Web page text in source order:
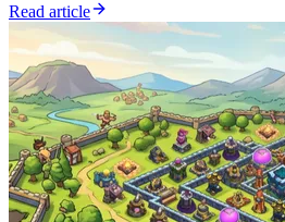
Read article